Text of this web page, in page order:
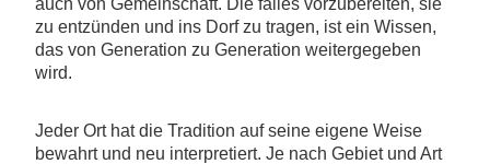
auch von Gemeinschaft. Die falles vorzubereiten, sie
zu entzünden und ins Dorf zu tragen, ist ein Wissen,
das von Generation zu Generation weitergegeben
wird.
Jeder Ort hat die Tradition auf seine eigene Weise
bewahrt und neu interpretiert. Je nach Gebiet und Art